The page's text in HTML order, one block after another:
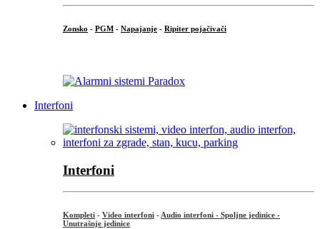
Zonsko - PGM - Napajanje - Ripiter pojačivači
Interfoni
Interfoni
Kompleti - Video interfoni - Audio interfoni - Spoljne jedinice -
Unutrašnje jedinice